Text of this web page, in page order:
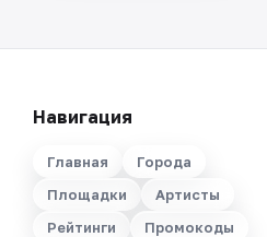
Навигация
Главная
Города
Площадки
Артисты
Рейтинги
Промокоды